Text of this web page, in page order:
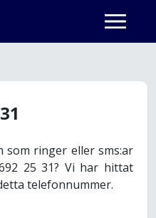
som ringer eller sms:ar
25 31? Vi har hittat
telefonnummer.